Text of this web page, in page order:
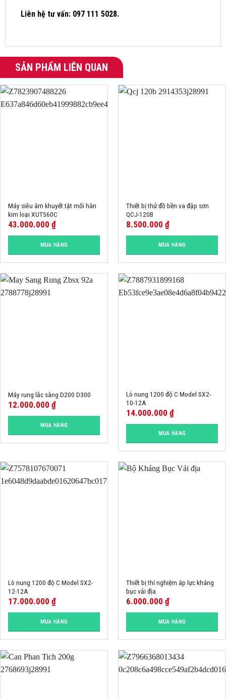
Liên hệ tư vấn: 097 111 5028.
SẢN PHẨM LIÊN QUAN
Máy siêu âm khuyết tật mối hàn
kim loại XUT560C
43.000.000 ₫
MUA HÀNG
Thiết bị thử đồ bền va đập sơn
QCJ-120B
8.500.000 ₫
MUA HÀNG
Máy rung lắc sàng D200 D300
12.000.000 ₫
MUA HÀNG
Lò nung 1200 độ C Model SX2-
10-12A
14.000.000 ₫
MUA HÀNG
Lò nung 1200 độ C Model SX2-
12-12A
17.000.000 ₫
MUA HÀNG
Thiết bị thí nghiệm áp lực kháng
bục vải địa
6.000.000 ₫
MUA HÀNG